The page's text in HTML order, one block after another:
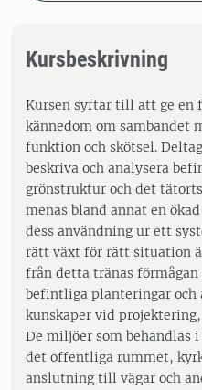
Kursbeskrivning
Kursen syftar till att ge en
kännedom om sambandet
funktion och skötsel.
beskriva och analysera
grönstruktur och det
menas bland annat en
dess användning ur ett
rätt växt för rätt situation
från detta tränas
befintliga planteringar och
kunskaper vid
De miljöer som behandlas
det offentliga rummet,
anslutning till vägar och